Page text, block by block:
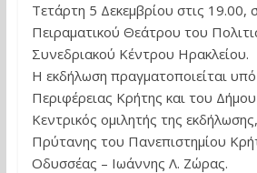
Τετάρτη 5 Δεκεμβρίου στις 19.00,
Πειραματικού Θεάτρου του
Συνεδριακού Κέντρου Ηρακλείου.
Η εκδήλωση πραγματοποιείται υπό
Περιφέρειας Κρήτης και του
Κεντρικός ομιλητής της
Πρύτανης του Πανεπιστημίου
Οδυσσέας – Ιωάννης Λ. Ζώρας.